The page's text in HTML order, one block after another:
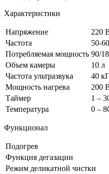
Характеристики
Напряжение
220
Частота
50-
Потребляемая мощность 90/
Объем камеры
10 л
Частота ультразвука
40
Мощность нагрева
200
Таймер
1 –
Температура
0 –
Функционал
Подогрев
Функция дегазации
Режим деликатной чистки